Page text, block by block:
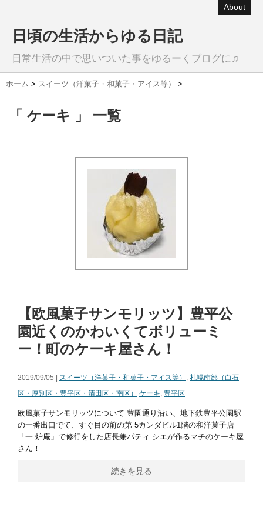
About
日頃の生活からゆる日記
日常生活の中で思いついた事をゆるーくブログに♫
ホーム > スイーツ（洋菓子・和菓子・アイス等） >
「 ケーキ 」 一覧
【欧風菓子サンモリッツ】豊平公
園近くのかわいくてボリューミ
ー！町のケーキ屋さん！
2019/09/05 | スイーツ（洋菓子・和菓子・アイス等） , 札幌南部（白石
区・厚別区・豊平区・清田区・南区）
ケーキ, 豊平区
欧風菓子サンモリッツについて 豊園通り沿い、地下鉄豊平公園駅
の一番出口でて、すぐ目の前の第 5カンダビル1階の和洋菓子店
「一 炉庵」で修行をした店長兼パティ シエが作るマチのケーキ屋
さん！
続きを見る